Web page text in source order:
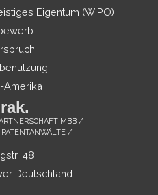
Eigentum (WIPO)
Amerika
MBB /
/
48
Deutschland